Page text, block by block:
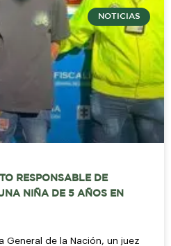
NOTICIAS
RESPONSABLE DE
NIÑA DE 5 AÑOS EN
General de la Nación, un juez